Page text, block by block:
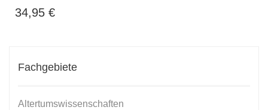
34,95 €
Fachgebiete
Altertumswissenschaften